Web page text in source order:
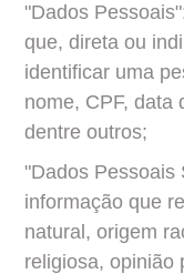
"Dados
que, direta ou
identificar uma
nome, CPF, data
dentre outros;
"Dados Pessoais
informação que
natural, origem
religiosa, opinião